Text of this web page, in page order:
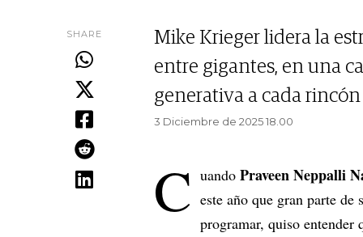
SHARE
Mike Krieger lidera la
entre gigantes, en una
generativa a cada
3 Diciembre de 2025 18.00
C uando Praveen Neppalli
este año que gran parte
programar, quiso entender